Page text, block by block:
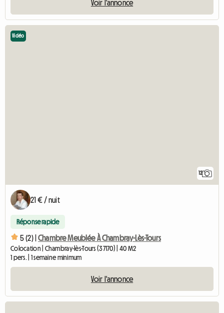
Voir l'annonce
12
Vidéo
21 € / nuit
Réponse rapide
5 (2) | Chambre Meublée À Chambray-Lès-Tours
Colocation | Chambray-lès-Tours (37170) | 40 M2
1 pers. | 1 semaine minimum
Voir l'annonce